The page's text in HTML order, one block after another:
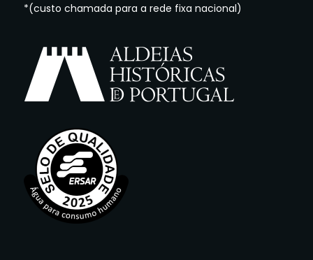
*(custo chamada para a rede fixa nacional)